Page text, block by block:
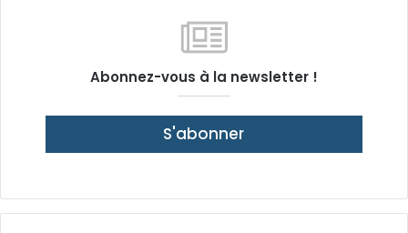
Abonnez-vous à la newsletter !
S'abonner